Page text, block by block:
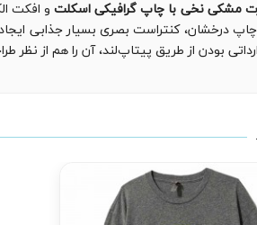
مشکی نخی با چاپ گرافیکی اسکلتو افکت
چاپ درخشان، کنتراست بصری بسیار جذابی
بودن از طریق پیتاپ‌لند، آن را هم از